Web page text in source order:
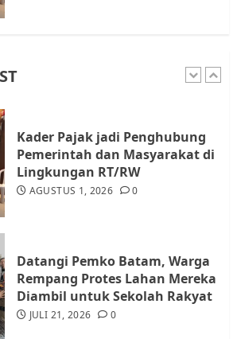
Kader Pajak jadi Penghubung
Pemerintah dan Masyarakat di
Lingkungan RT/RW
AGUSTUS 1, 2026 0
Datangi Pemko Batam, Warga
Rempang Protes Lahan Mereka
Diambil untuk Sekolah Rakyat
JULI 21, 2026 0